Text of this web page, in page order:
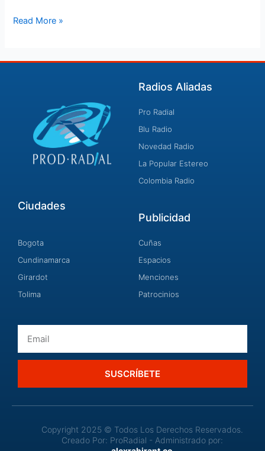
Read More »
Radios Aliadas
Pro Radial
Blu Radio
Novedad Radio
La Popular Estereo
Colombia Radio
Ciudades
Bogota
Cundinamarca
Girardot
Tolima
Publicidad
Cuñas
Espacios
Menciones
Patrocinios
SUSCRÍBETE
Copyright 2025 © Todos Los Derechos Reservados.
Creado Por: ProRadial - Administrado por: